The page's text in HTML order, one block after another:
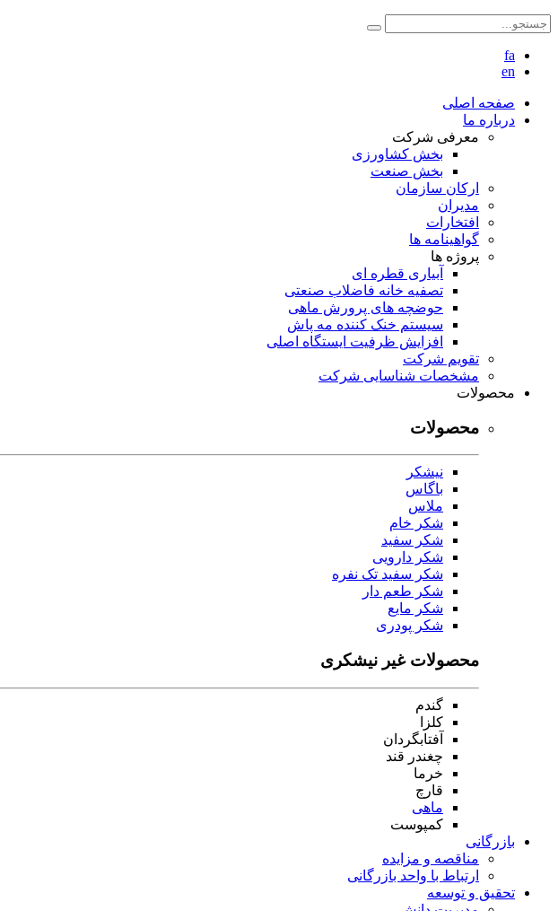
fa
en
صفحه اصلی
درباره ما
معرفی شرکت
بخش کشاورزی
بخش صنعت
ارکان سازمان
مدیران
افتخارات
گواهینامه ها
پروژه ها
آبیاری قطره ای
تصفیه خانه فاضلاب صنعتی
حوضچه های پرورش ماهی
سیستم خنک کننده مه پاش
افزایش ظرفیت ایستگاه اصلی
تقویم شرکت
مشخصات شناسایی شرکت
محصولات
محصولات
نیشکر
باگاس
ملاس
شکر خام
شکر سفید
شکر دارویی
شکر سفید تک نفره
شکر طعم دار
شکر مایع
شکر پودری
محصولات غیر نیشکری
گندم
کلزا
آفتابگردان
چغندر قند
خرما
قارچ
ماهی
کمپوست
بازرگانی
مناقصه و مزایده
ارتباط با واحد بازرگانی
تحقیق و توسعه